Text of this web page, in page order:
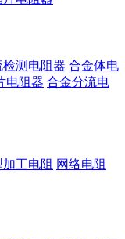
测电阻器 合金体电
电阻器 合金分流电
工电阻 网络电阻